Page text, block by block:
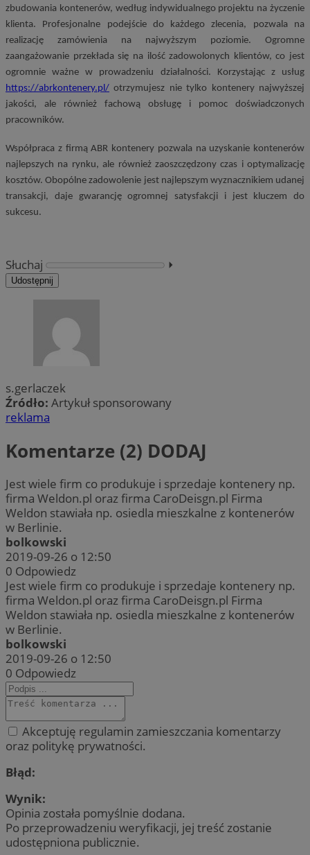
zbudowania kontenerów, według indywidualnego projektu na życzenie
klienta. Profesjonalne podejście do każdego zlecenia, pozwala na
realizację zamówienia na najwyższym poziomie. Ogromne
zaangażowanie przekłada się na ilość zadowolonych klientów, co jest
ogromnie ważne w prowadzeniu działalności. Korzystając z usług
https://abrkontenery.pl/ otrzymujesz nie tylko kontenery najwyższej
jakości, ale również fachową obsługę i pomoc doświadczonych
pracowników.
Współpraca z firmą ABR kontenery pozwala na uzyskanie kontenerów
najlepszych na rynku, ale również zaoszczędzony czas i optymalizację
kosztów. Obopólne zadowolenie jest najlepszym wyznacznikiem udanej
transakcji, daje gwarancję ogromnej satysfakcji i jest kluczem do
sukcesu.
Słuchaj ⏵︎
Udostępnij
s.gerlaczek
Źródło: Artykuł sponsorowany
reklama
Komentarze (2) DODAJ
Jest wiele firm co produkuje i sprzedaje kontenery np.
firma Weldon.pl oraz firma CaroDeisgn.pl Firma
Weldon stawiała np. osiedla mieszkalne z kontenerów
w Berlinie.
bolkowski
2019-09-26 o 12:50
0 Odpowiedz
Jest wiele firm co produkuje i sprzedaje kontenery np.
firma Weldon.pl oraz firma CaroDeisgn.pl Firma
Weldon stawiała np. osiedla mieszkalne z kontenerów
w Berlinie.
bolkowski
2019-09-26 o 12:50
0 Odpowiedz
Akceptuję regulamin zamieszczania komentarzy
oraz politykę prywatności.
Błąd:
Wynik:
Opinia została pomyślnie dodana.
Po przeprowadzeniu weryfikacji, jej treść zostanie
udostępniona publicznie.